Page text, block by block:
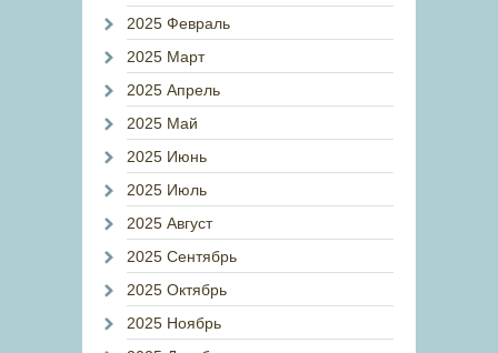
2025 Февраль
2025 Март
2025 Апрель
2025 Май
2025 Июнь
2025 Июль
2025 Август
2025 Сентябрь
2025 Октябрь
2025 Ноябрь